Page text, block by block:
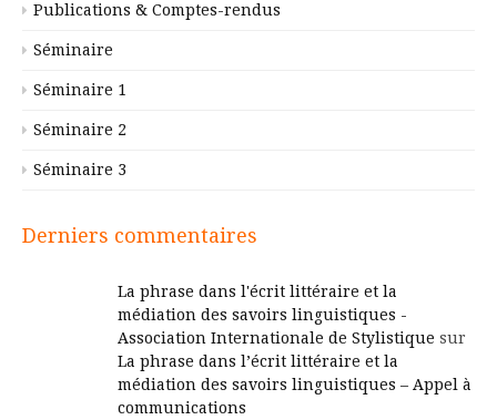
Publications & Comptes-rendus
Séminaire
Séminaire 1
Séminaire 2
Séminaire 3
Derniers commentaires
La phrase dans l'écrit littéraire et la
médiation des savoirs linguistiques -
Association Internationale de Stylistique sur
La phrase dans l’écrit littéraire et la
médiation des savoirs linguistiques – Appel à
communications